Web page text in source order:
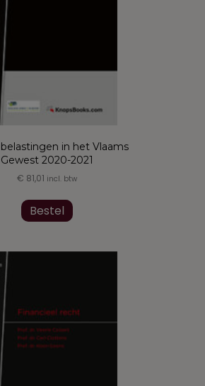
in het Vlaams
Gewest 2020-2021
€ 81,01 incl. btw
Bestel